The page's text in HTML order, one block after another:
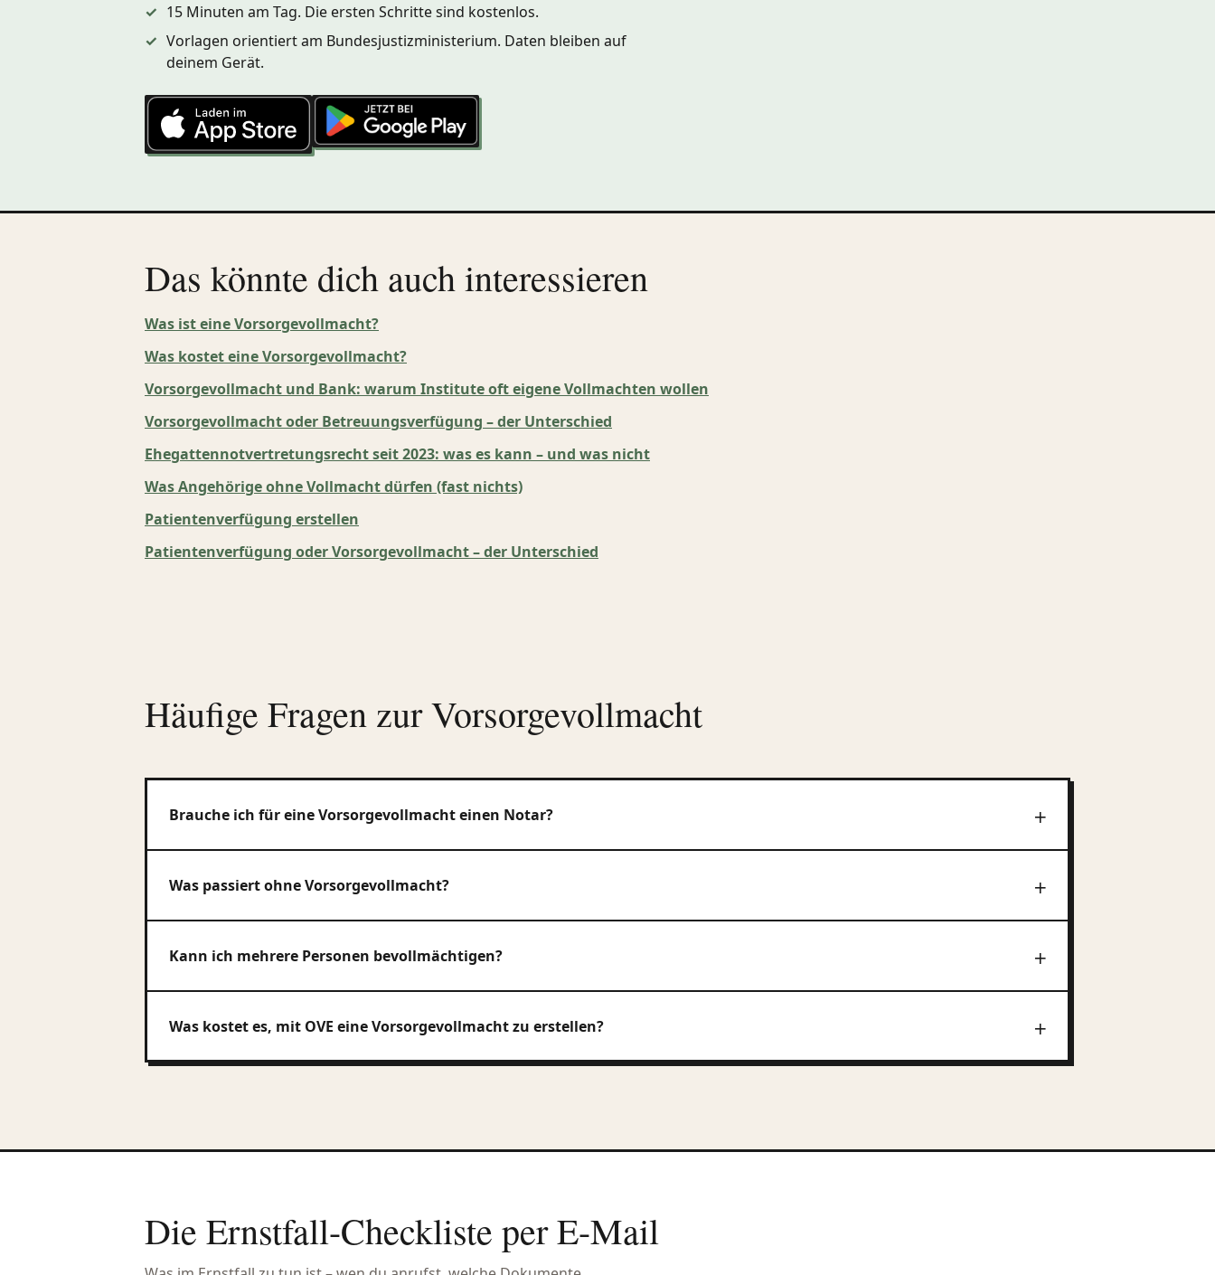
15 Minuten am Tag. Die ersten Schritte sind kostenlos.
Vorlagen orientiert am Bundesjustizministerium. Daten bleiben auf
deinem Gerät.
Das könnte dich auch interessieren
Was ist eine Vorsorgevollmacht?
Was kostet eine Vorsorgevollmacht?
Vorsorgevollmacht und Bank: warum Institute oft eigene Vollmachten wollen
Vorsorgevollmacht oder Betreuungsverfügung – der Unterschied
Ehegattennotvertretungsrecht seit 2023: was es kann – und was nicht
Was Angehörige ohne Vollmacht dürfen (fast nichts)
Patientenverfügung erstellen
Patientenverfügung oder Vorsorgevollmacht – der Unterschied
Häufige Fragen zur Vorsorgevollmacht
Brauche ich für eine Vorsorgevollmacht einen Notar?
Was passiert ohne Vorsorgevollmacht?
Kann ich mehrere Personen bevollmächtigen?
Was kostet es, mit OVE eine Vorsorgevollmacht zu erstellen?
Die Ernstfall-Checkliste per E-Mail